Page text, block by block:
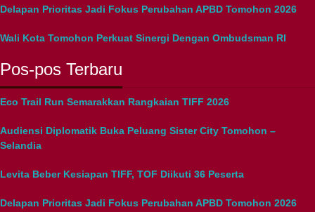
Delapan Prioritas Jadi Fokus Perubahan APBD Tomohon 2026
Wali Kota Tomohon Perkuat Sinergi Dengan Ombudsman RI
Pos-pos Terbaru
Eco Trail Run Semarakkan Rangkaian TIFF 2026
Audiensi Diplomatik Buka Peluang Sister City Tomohon –
Selandia
Levita Beber Kesiapan TIFF, TOF Diikuti 36 Peserta
Delapan Prioritas Jadi Fokus Perubahan APBD Tomohon 2026